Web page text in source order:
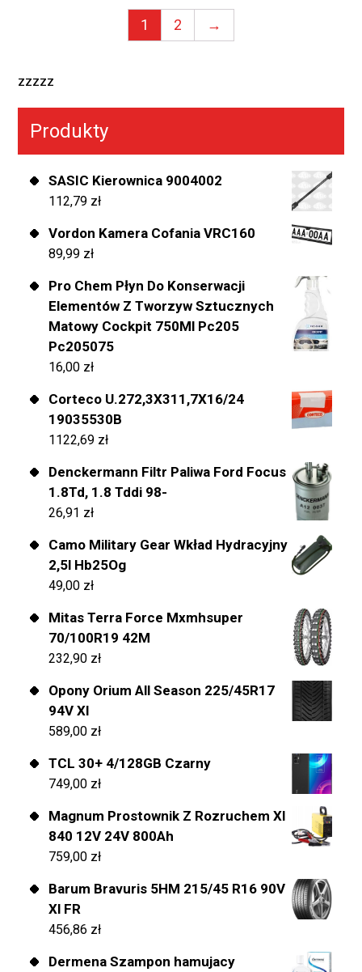
1 2 →
zzzzz
Produkty
SASIC Kierownica 9004002
112,79 zł
Vordon Kamera Cofania VRC160
89,99 zł
Pro Chem Płyn Do Konserwacji
Elementów Z Tworzyw Sztucznych
Matowy Cockpit 750Ml Pc205
Pc205075
16,00 zł
Corteco U.272,3X311,7X16/24
19035530B
1122,69 zł
Denckermann Filtr Paliwa Ford Focus
1.8Td, 1.8 Tddi 98-
26,91 zł
Camo Military Gear Wkład Hydracyjny
2,5l Hb25Og
49,00 zł
Mitas Terra Force Mxmhsuper
70/100R19 42M
232,90 zł
Opony Orium All Season 225/45R17
94V Xl
589,00 zł
TCL 30+ 4/128GB Czarny
749,00 zł
Magnum Prostownik Z Rozruchem Xl
840 12V 24V 800Ah
759,00 zł
Barum Bravuris 5HM 215/45 R16 90V
Xl FR
456,86 zł
Dermena Szampon hamujacy